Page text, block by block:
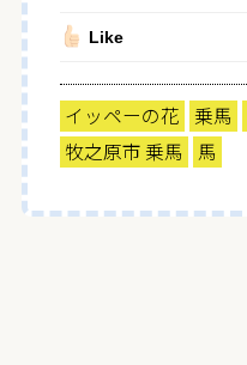
Like
イッペーの花 乗馬
牧之原市 乗馬
馬